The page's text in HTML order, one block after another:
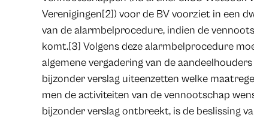
Verenigingen[2]) voor de BV voorziet in een
van de alarmbelprocedure, indien de
komt.[3] Volgens deze alarmbelprocedure
algemene vergadering van de
bijzonder verslag uiteenzetten welke
men de activiteiten van de vennootschap
bijzonder verslag ontbreekt, is de beslissing